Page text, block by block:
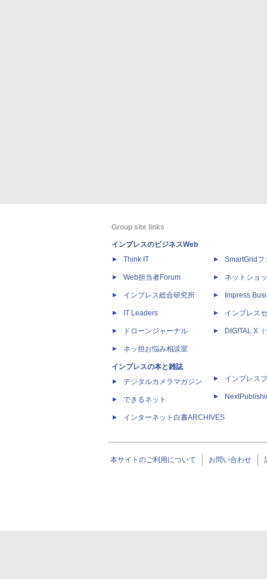
Group site links
インプレスのビジネスWeb
Think IT
Web担当者Forum
インプレス総合研究所
IT Leaders
ドローンジャーナル
ネッ担お悩み相談室
インプレスの本と雑誌
デジタルカメラマガジン
できるネット
インターネット白書ARCHIVES
SmartGridフ
ネットショ
Impress
インプレス
DIGITAL X
インプレス
本サイトのご利用について お問い合わせ